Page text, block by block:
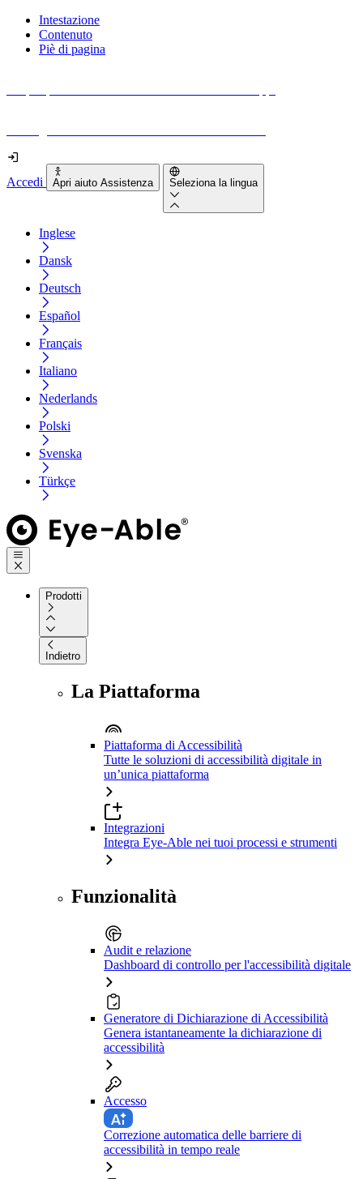
Intestazione
Contenuto
Piè di pagina
Accedi Apri aiuto Assistenza Seleziona la lingua
Inglese
Dansk
Deutsch
Español
Français
Italiano
Nederlands
Polski
Svenska
Türkçe
Prodotti
Indietro
La Piattaforma
Piattaforma di Accessibilità
Tutte le soluzioni di accessibilità digitale in
un’unica piattaforma
Integrazioni
Integra Eye-Able nei tuoi processi e strumenti
Funzionalità
Audit e relazione
Dashboard di controllo per l'accessibilità digitale
Generatore di Dichiarazione di Accessibilità
Genera istantaneamente la dichiarazione di
accessibilità
Accesso
Correzione automatica delle barriere di
accessibilità in tempo reale